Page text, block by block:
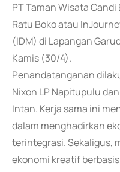
PT Taman Wisata
Ratu Boko atau
(IDM) di Lapangan
Kamis (30/4).
Penandatanganan
Nixon LP Napitupulu
Intan. Kerja sama ini
dalam menghadirkan
terintegrasi. Sekaligus,
ekonomi kreatif